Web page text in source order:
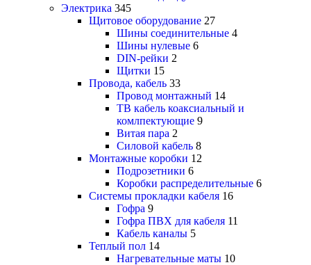
Электрика 345
Щитовое оборудование 27
Шины соединительные 4
Шины нулевые 6
DIN-рейки 2
Щитки 15
Провода, кабель 33
Провод монтажный 14
ТВ кабель коаксиальный и
комлпектующие 9
Витая пара 2
Силовой кабель 8
Монтажные коробки 12
Подрозетники 6
Коробки распределительные 6
Системы прокладки кабеля 16
Гофра 9
Гофра ПВХ для кабеля 11
Кабель каналы 5
Теплый пол 14
Нагревательные маты 10